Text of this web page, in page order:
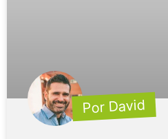
Por David